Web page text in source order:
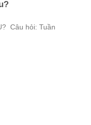
Câu hỏi: Tuần